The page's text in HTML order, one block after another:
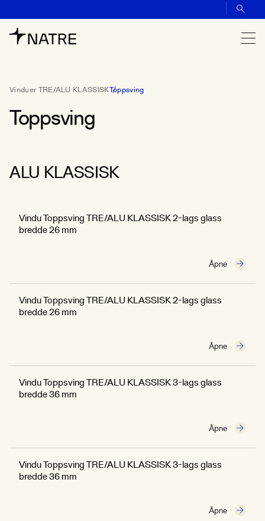
Vinduer TRE/ALU KLASSISKToppsving
Toppsving
ALU KLASSISK
Vindu Toppsving TRE/ALU KLASSISK 2-lags glass
bredde 26 mm
Åpne
Vindu Toppsving TRE/ALU KLASSISK 2-lags glass
bredde 26 mm
Åpne
Vindu Toppsving TRE/ALU KLASSISK 3-lags glass
bredde 36 mm
Åpne
Vindu Toppsving TRE/ALU KLASSISK 3-lags glass
bredde 36 mm
Åpne